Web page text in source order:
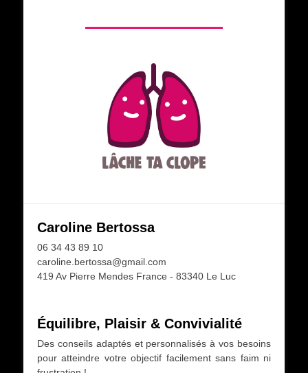
Caroline Bertossa
06 34 43 89 10
caroline.bertossa@gmail.com
419 Av Pierre Mendes France - 83340 Le Luc
Équilibre, Plaisir & Convivialité
Des conseils adaptés et personnalisés à vos besoins
pour atteindre votre objectif facilement sans faim ni